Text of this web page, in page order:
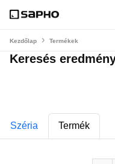
Kezdőlap Termékek
Keresés
Széria Termék